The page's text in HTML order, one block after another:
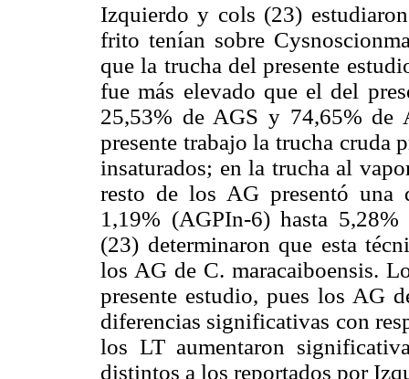
Izquierdo y cols (23)
frito tenían sobre
que la trucha del presente
fue más elevado que el del
25,53% de AGS y 74,65% de
presente trabajo la trucha cruda
insaturados; en la trucha al
resto de los AG presentó una
1,19% (AGPIn-6) hasta
(23) determinaron que esta
los AG de C. maracaiboensis.
presente estudio, pues los AG
diferencias significativas con
los LT aumentaron
distintos a los reportados por